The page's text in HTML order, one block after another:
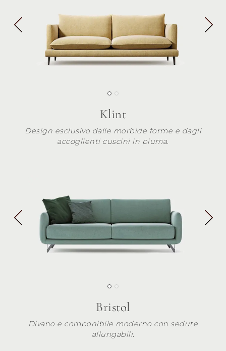
Klint
Design esclusivo dalle morbide forme e dagli
accoglienti cuscini in piuma.
Bristol
Divano e componibile moderno con sedute
allungabili.